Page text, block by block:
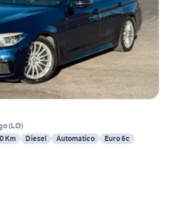
(LO)
Km Diesel Automatico Euro 6c